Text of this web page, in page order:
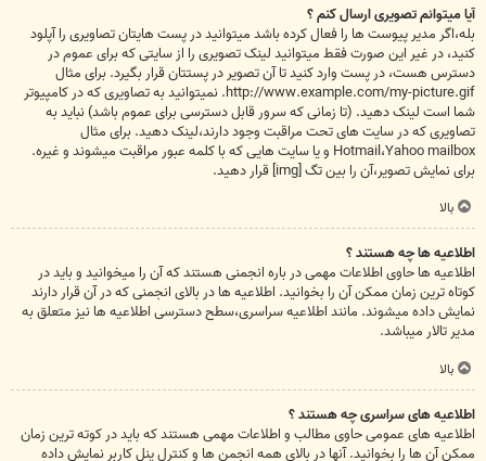
آیا میتوانم تصویری ارسال کنم ؟
بله،اگر مدیر پیوست ها را فعال کرده باشد میتوانید در پست هایتان تصاویری را آپلود
کنید، در غیر این صورت فقط میتوانید لینک تصویری را از سایتی که برای عموم در
دسترس هست، در پست وارد کنید تا آن تصویر در پستتان قرار بگیرد. برای مثال
http://www.example.com/my-picture.gif. نمیتوانید به تصاویری که در کامپیوتر
شما است لینک دهید. (تا زمانی که سرور قابل دسترسی برای عموم باشد) نباید به
تصاویری که در سایت های تحت مراقبت وجود دارند،لینک دهید. برای مثال
Hotmail،Yahoo mailbox و یا سایت هایی که با کلمه عبور مراقبت میشوند و غیره.
برای نمایش تصویر،آن را بین تگ [img] قرار دهید.
بالا
اطلاعیه ها چه هستند ؟
اطلاعیه ها حاوی اطلاعات مهمی در باره انجمنی هستند که آن را میخوانید و باید در
کوتاه ترین زمان ممکن آن را بخوانید. اطلاعیه ها در بالای انجمنی که در آن قرار دارند
نمایش داده میشوند. مانند اطلاعیه سراسری،سطح دسترسی اطلاعیه ها نیز متعلق به
مدیر تالار میباشد.
بالا
اطلاعیه های سراسری چه هستند ؟
اطلاعیه های عمومی حاوی مطالب و اطلاعات مهمی هستند که باید در کوته ترین زمان
ممکن آن ها را بخوانید. آنها در بالای همه انجمن ها و کنترل پنل کاربر نمایش داده